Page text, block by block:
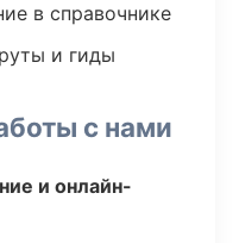
в справочнике
и гиды
с нами
и онлайн-